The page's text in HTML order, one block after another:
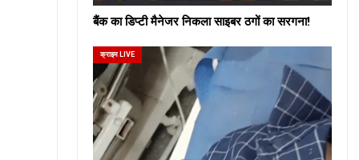
बैंक का डिप्टी मैनेजर निकला साइबर ठगों का सरगना!
क्राइम LIVE